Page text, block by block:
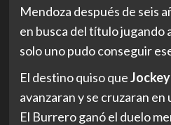
Mendoza después de seis
en busca del título jugando
solo uno pudo conseguir
El destino quiso que
avanzaran y se cruzaran en
El Burrero ganó el duelo